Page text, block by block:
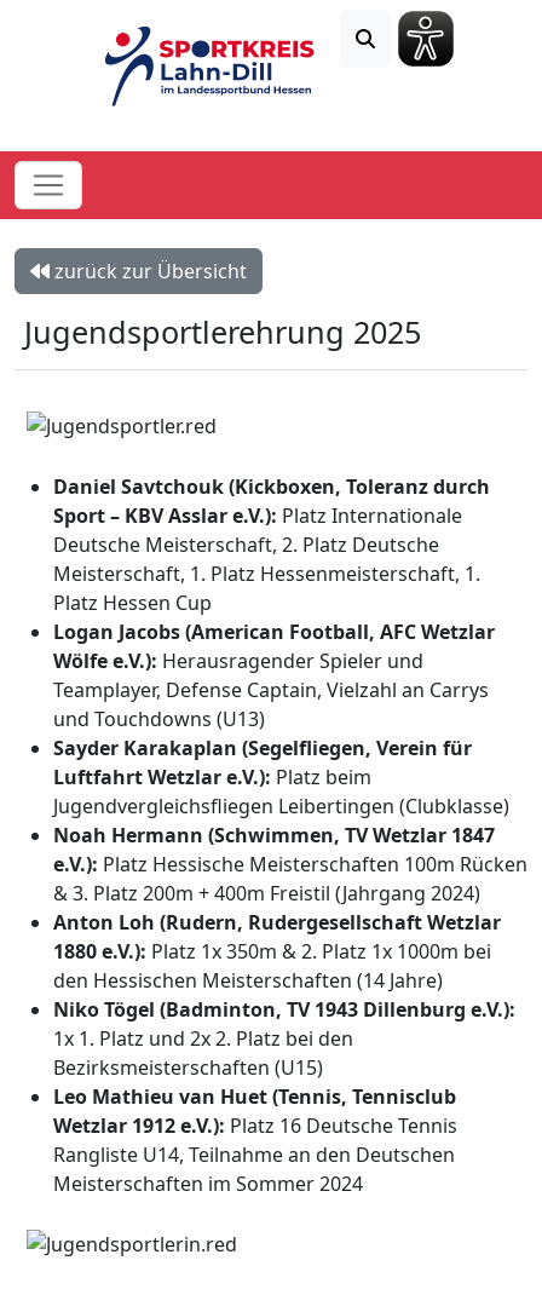
zurück zur Übersicht
Jugendsportlerehrung 2025
Daniel Savtchouk (Kickboxen, Toleranz durch
Sport – KBV Asslar e.V.): Platz Internationale
Deutsche Meisterschaft, 2. Platz Deutsche
Meisterschaft, 1. Platz Hessenmeisterschaft, 1.
Platz Hessen Cup
Logan Jacobs (American Football, AFC Wetzlar
Wölfe e.V.): Herausragender Spieler und
Teamplayer, Defense Captain, Vielzahl an Carrys
und Touchdowns (U13)
Sayder Karakaplan (Segelfliegen, Verein für
Luftfahrt Wetzlar e.V.): Platz beim
Jugendvergleichsfliegen Leibertingen (Clubklasse)
Noah Hermann (Schwimmen, TV Wetzlar 1847
e.V.): Platz Hessische Meisterschaften 100m Rücken
& 3. Platz 200m + 400m Freistil (Jahrgang 2024)
Anton Loh (Rudern, Rudergesellschaft Wetzlar
1880 e.V.): Platz 1x 350m & 2. Platz 1x 1000m bei
den Hessischen Meisterschaften (14 Jahre)
Niko Tögel (Badminton, TV 1943 Dillenburg e.V.):
1x 1. Platz und 2x 2. Platz bei den
Bezirksmeisterschaften (U15)
Leo Mathieu van Huet (Tennis, Tennisclub
Wetzlar 1912 e.V.): Platz 16 Deutsche Tennis
Rangliste U14, Teilnahme an den Deutschen
Meisterschaften im Sommer 2024